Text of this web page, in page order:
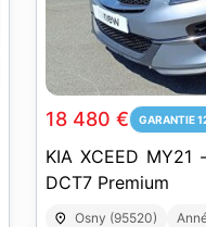
18 480 € GARANTIE
KIA XCEED MY21
DCT7 Premium
Osny (95520)